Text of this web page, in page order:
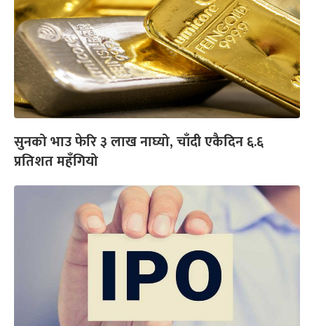
सुनको भाउ फेरि ३ लाख नाघ्यो, चाँदी एकैदिन ६.६
प्रतिशत महँगियो